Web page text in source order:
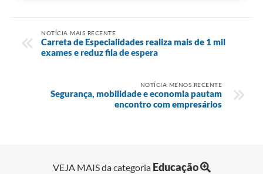
NOTÍCIA MAIS RECENTE
Carreta de Especialidades realiza mais de 1 mil
exames e reduz fila de espera
NOTÍCIA MENOS RECENTE
Segurança, mobilidade e economia pautam
encontro com empresários
VEJA MAIS da categoria Educação